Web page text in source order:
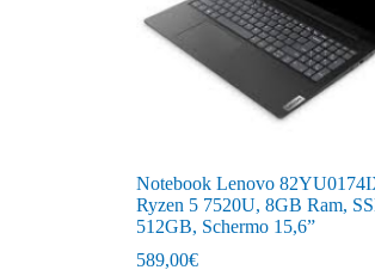
Notebook Lenovo
Ryzen 5 7520U, 8GB Ram,
512GB, Schermo 15,6”
589,00€